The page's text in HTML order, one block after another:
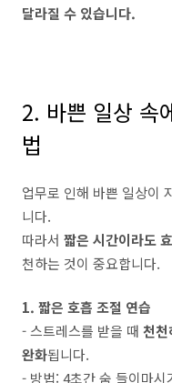
달라질 수 있습니다.
2. 바쁜 일상 속
법
업무로 인해 바쁜 일상이
니다.
따라서 짧은 시간이라도
천하는 것이 중요합니다.
1. 짧은 호흡 조절 연습
- 스트레스를 받을 때 천천
완화됩니다.
- 방법: 4초간 숨 들이마